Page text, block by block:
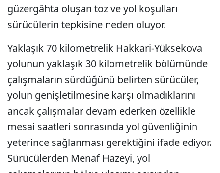
güzergâhta oluşan toz ve yol koşulları
sürücülerin tepkisine neden oluyor.
Yaklaşık 70 kilometrelik Hakkari-Yüksekova
yolunun yaklaşık 30 kilometrelik bölümünde
çalışmaların sürdüğünü belirten sürücüler,
yolun genişletilmesine karşı olmadıklarını
ancak çalışmalar devam ederken özellikle
mesai saatleri sonrasında yol güvenliğinin
yeterince sağlanması gerektiğini ifade ediyor.
Sürücülerden Menaf Hazeyi, yol